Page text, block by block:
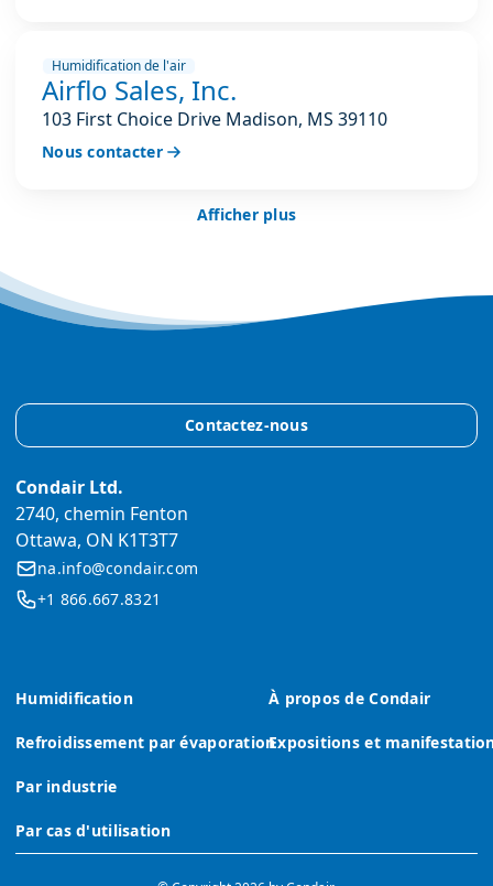
Humidification de l'air
Airflo Sales, Inc.
103 First Choice Drive Madison, MS 39110
Nous contacter
Afficher plus
Humidification
Refroidissement par évaporation
Par industrie
Par cas d'utilisation
À propos de Condair
Expositions et
Contactez-nous
Condair Ltd.
2740, chemin Fenton
Ottawa, ON K1T3T7
na.info@condair.com
+1 866.667.8321